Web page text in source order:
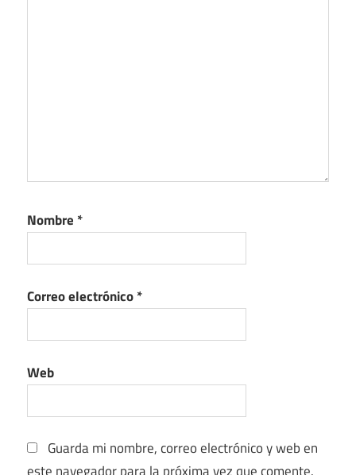
Nombre *
Correo electrónico*
Web
Guarda mi nombre, correo electrónico y web en